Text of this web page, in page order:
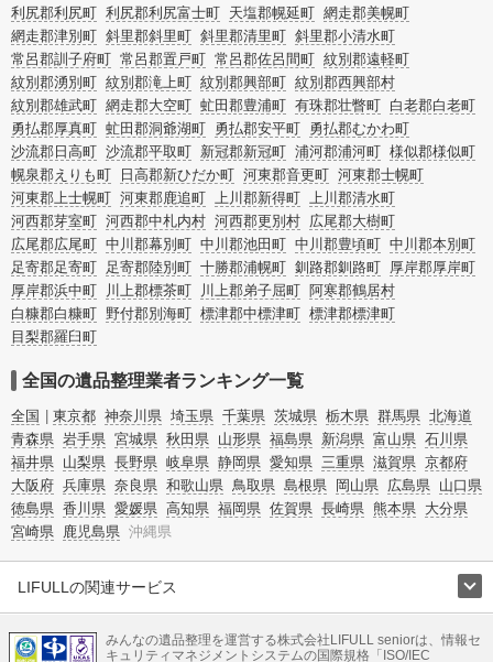
利尻郡利尻町 利尻郡利尻富士町 天塩郡幌延町 網走郡美幌町
網走郡津別町 斜里郡斜里町 斜里郡清里町 斜里郡小清水町
常呂郡訓子府町 常呂郡置戸町 常呂郡佐呂間町 紋別郡遠軽町
紋別郡湧別町 紋別郡滝上町 紋別郡興部町 紋別郡西興部村
紋別郡雄武町 網走郡大空町 虻田郡豊浦町 有珠郡壮瞥町 白老郡白老町
勇払郡厚真町 虻田郡洞爺湖町 勇払郡安平町 勇払郡むかわ町
沙流郡日高町 沙流郡平取町 新冠郡新冠町 浦河郡浦河町 様似郡様似町
幌泉郡えりも町
日高郡新ひだか町 河東郡音更町 河東郡士幌町
河東郡上士幌町 河東郡鹿追町 上川郡新得町 上川郡清水町
河西郡芽室町 河西郡中札内村 河西郡更別村 広尾郡大樹町
広尾郡広尾町 中川郡幕別町 中川郡池田町 中川郡豊頃町 中川郡本別町
足寄郡足寄町 足寄郡陸別町 十勝郡浦幌町 釧路郡釧路町 厚岸郡厚岸町
厚岸郡浜中町
川上郡標茶町 川上郡弟子屈町 阿寒郡鶴居村
白糠郡白糠町 野付郡別海町 標津郡中標津町 標津郡標津町
目梨郡羅臼町
全国の遺品整理業者ランキング一覧
全国 東京都 神奈川県 埼玉県 千葉県 茨城県 栃木県 群馬県 北海道
青森県 岩手県 宮城県 秋田県 山形県 福島県 新潟県 富山県 石川県
福井県 山梨県 長野県 岐阜県 静岡県 愛知県 三重県 滋賀県 京都府
大阪府 兵庫県 奈良県 和歌山県 鳥取県 島根県 岡山県 広島県 山口県
徳島県 香川県 愛媛県 高知県 福岡県 佐賀県 長崎県 熊本県 大分県
宮崎県 鹿児島県 沖縄県
LIFULLの関連サービス
不動産・住宅
引越し 老人ホーム 地方創生 ママの就労支援
みんなの遺品整理を運営する株式会社LIFULL seniorは、情報セ
キュリティマネジメントシステムの国際規格「ISO/IEC